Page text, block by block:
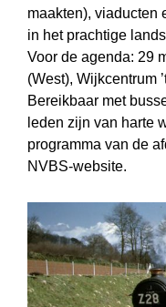
maakten), viaducten
in het prachtige
Voor de agenda: 29
(West), Wijkcentrum
Bereikbaar met
leden zijn van harte
programma van de
NVBS-website.